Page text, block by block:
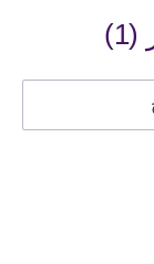
(
1
)